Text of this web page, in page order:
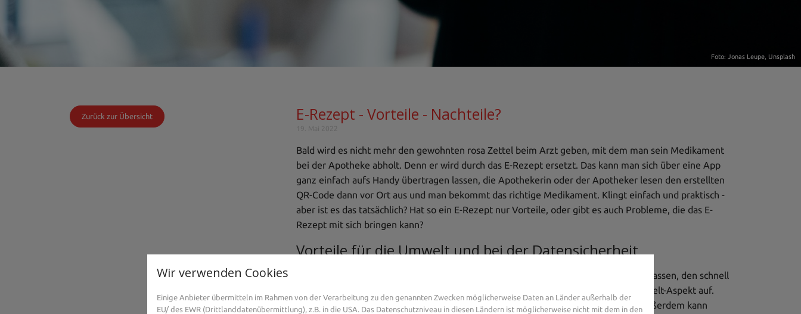
Foto: Jonas Leupe, Unsplash
Zurück zur Übersicht E-Rezept - Vorteile - Nachteile?
Bald wird es nicht mehr den gewohnten rosa Zettel beim Arzt geben, mit dem man sein Medikament
bei der Apotheke abholt. Denn er wird durch das E-Rezept ersetzt. Das kann man sich über eine App
ganz einfach aufs Handy übertragen lassen, die Apothekerin oder der Apotheker lesen den erstellten
QR-Code dann vor Ort aus und man bekommt das richtige Medikament. Klingt einfach und praktisch -
aber ist es das tatsächlich? Hat so ein E-Rezept nur Vorteile, oder gibt es auch Probleme, die das E-
Rezept mit sich bringen kann?
Vorteile für die Umwelt und bei der Datensicherheit
Zunächst einmal fällt der erste Vorteil auf: Man muss nicht mehr auf den Zettel aufpassen, den schnell
verlegt ist oder sogar versehentlich im Altpapier landet. Und da fällt gleich der Umwelt-Aspekt auf.
Denn jedes Rezept, das nicht ausgedruckt werden muss, bedeutet weniger Müll. Außerdem kann
Wir verwenden Cookies
Einige Anbieter übermitteln im Rahmen von der Verarbeitung zu den genannten Zwecken möglicherweise Daten an Länder außerhalb der
EU/ des EWR (Drittlanddatenübermittlung), z.B. in die USA. Das Datenschutzniveau in diesen Ländern ist möglicherweise nicht mit dem in den